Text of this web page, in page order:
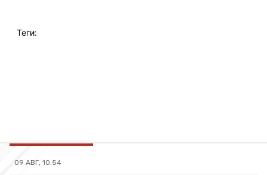
Теги:
09 АВГ, 10:54